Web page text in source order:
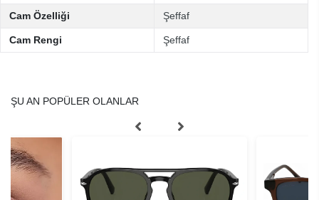
Cam Özelliği Şeffaf
Cam Rengi Şeffaf
ŞU AN POPÜLER OLANLAR